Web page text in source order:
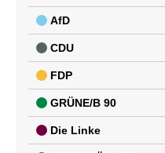
AfD
CDU
FDP
GRÜNE/B 90
Die Linke